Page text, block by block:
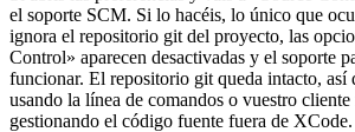
el soporte SCM. Si lo hacéis, lo único que
ignora el repositorio git del proyecto, las
Control» aparecen desactivadas y el soporte
funcionar. El repositorio git queda intacto, así
usando la línea de comandos o vuestro
gestionando el código fuente fuera de XCode.